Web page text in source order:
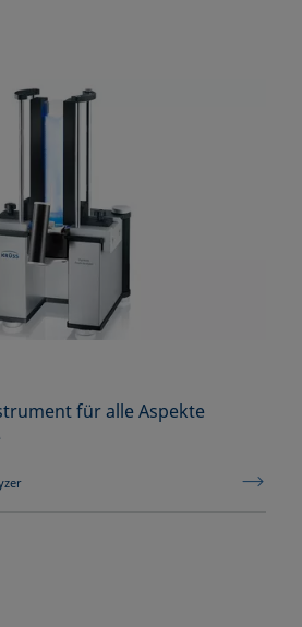
für alle Aspekte